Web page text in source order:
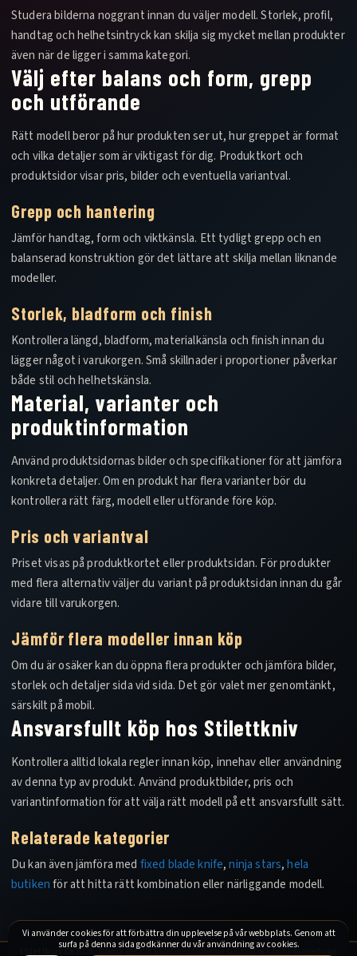
Studera bilderna noggrant innan du väljer modell. Storlek, profil,
handtag och helhetsintryck kan skilja sig mycket mellan produkter
även när de ligger i samma kategori.
Välj efter balans och form, grepp
och utförande
Rätt modell beror på hur produkten ser ut, hur greppet är format
och vilka detaljer som är viktigast för dig. Produktkort och
produktsidor visar pris, bilder och eventuella variantval.
Grepp och hantering
Jämför handtag, form och viktkänsla. Ett tydligt grepp och en
balanserad konstruktion gör det lättare att skilja mellan liknande
modeller.
Storlek, bladform och finish
Kontrollera längd, bladform, materialkänsla och finish innan du
lägger något i varukorgen. Små skillnader i proportioner påverkar
både stil och helhetskänsla.
Material, varianter och
produktinformation
Använd produktsidornas bilder och specifikationer för att jämföra
konkreta detaljer. Om en produkt har flera varianter bör du
kontrollera rätt färg, modell eller utförande före köp.
Pris och variantval
Priset visas på produktkortet eller produktsidan. För produkter
med flera alternativ väljer du variant på produktsidan innan du går
vidare till varukorgen.
Jämför flera modeller innan köp
Om du är osäker kan du öppna flera produkter och jämföra bilder,
storlek och detaljer sida vid sida. Det gör valet mer genomtänkt,
särskilt på mobil.
Ansvarsfullt köp hos Stilettkniv
Kontrollera alltid lokala regler innan köp, innehav eller användning
av denna typ av produkt. Använd produktbilder, pris och
variantinformation för att välja rätt modell på ett ansvarsfullt sätt.
Relaterade kategorier
Du kan även jämföra med fixed blade knife,ninja stars,hela
butikenför att hitta rätt kombination eller närliggande modell.
2026. Svensk detaljhandel med tydligare support och butiksvägledning.
Vi använder cookies för att förbättra din upplevelse på vår webbplats. Genom att
surfa på denna sida godkänner du vår användning av cookies.